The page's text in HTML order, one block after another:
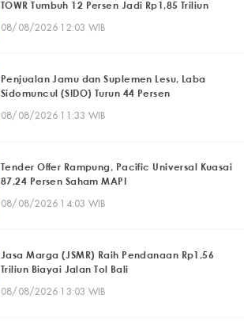
TOWR Tumbuh 12 Persen Jadi Rp1,85 Triliun
08/08/2026 12:03 WIB
Penjualan Jamu dan Suplemen Lesu, Laba
Sidomuncul (SIDO) Turun 44 Persen
08/08/2026 11:33 WIB
Tender Offer Rampung, Pacific Universal Kuasai
87,24 Persen Saham MAPI
08/08/2026 14:03 WIB
Jasa Marga (JSMR) Raih Pendanaan Rp1,56
Triliun Biayai Jalan Tol Bali
08/08/2026 13:03 WIB